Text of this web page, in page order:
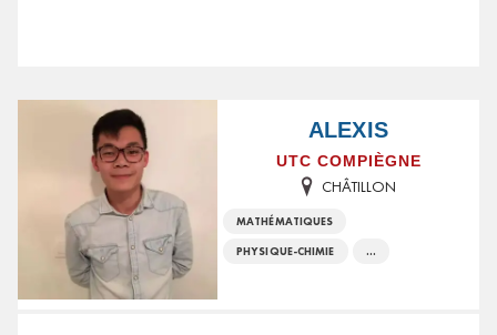
ALEXIS
UTC COMPIÈGNE
CHÂTILLON
MATHÉMATIQUES
PHYSIQUE-CHIMIE ...